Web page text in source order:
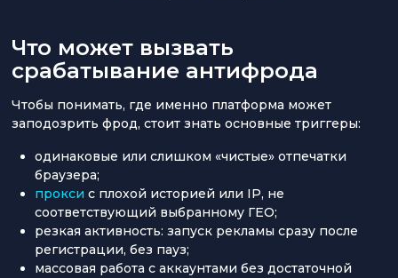
Что может вызвать
срабатывание антифрода
Чтобы понимать, где именно платформа может
заподозрить фрод, стоит знать основные триггеры:
одинаковые или слишком «чистые» отпечатки
браузера;
прокси с плохой историей или IP, не
соответствующий выбранному ГЕО;
резкая активность: запуск рекламы сразу после
регистрации, без пауз;
массовая работа с аккаунтами без достаточной